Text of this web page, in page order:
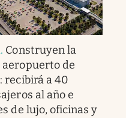
. Construyen la
de
recibirá a 40
al año e
de lujo, oficinas y